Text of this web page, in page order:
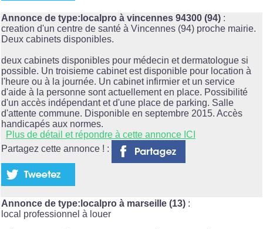
Annonce de type:localpro à vincennes 94300 (94) :
creation d'un centre de santé à Vincennes (94) proche mairie.
Deux cabinets disponibles.
deux cabinets disponibles pour médecin et dermatologue si
possible. Un troisieme cabinet est disponible pour location à
l'heure ou à la journée. Un cabinet infirmier et un service
d'aide à la personne sont actuellement en place. Possibilité
d'un accès indépendant et d'une place de parking. Salle
d'attente commune. Disponible en septembre 2015. Accès
handicapés aux normes.
Plus de détail et répondre à cette annonce ICI
Partagez cette annonce ! :
Annonce de type:localpro à marseille (13) :
local professionnel à louer